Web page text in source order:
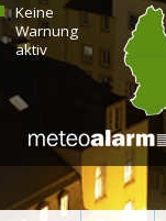
Keine
Warnung
aktiv